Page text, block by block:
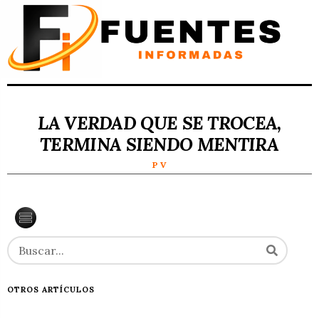
LA VERDAD QUE SE TROCEA,
TERMINA SIENDO MENTIRA
P V
OTROS ARTÍCULOS